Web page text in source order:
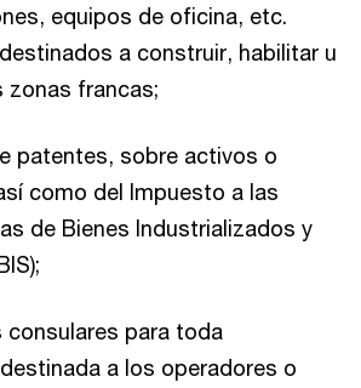
equipos de oficina, etc.
a construir, habilitar u
zonas francas;
patentes, sobre activos o
como del Impuesto a las
de Bienes Industrializados y
consulares para toda
a los operadores o